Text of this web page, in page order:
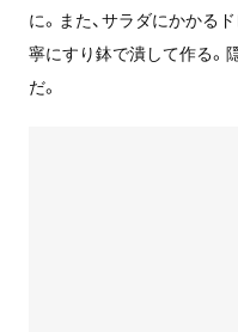
に。また、サラダにかかる
寧にすり鉢で潰して作る。
だ。